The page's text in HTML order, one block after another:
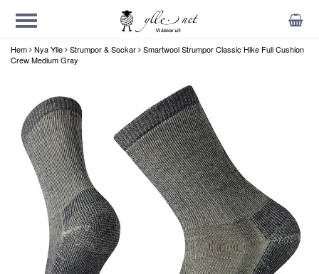
Hem Nya Ylle Strumpor & Sockar
Smartwool Strumpor Classic Hike Full Cushion
Crew Medium Gray